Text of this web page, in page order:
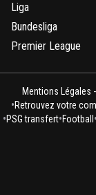
Liga
Bundesliga
Premier League
Mentions Légales
•Retrouvez votre
•PSG transfert•Football •